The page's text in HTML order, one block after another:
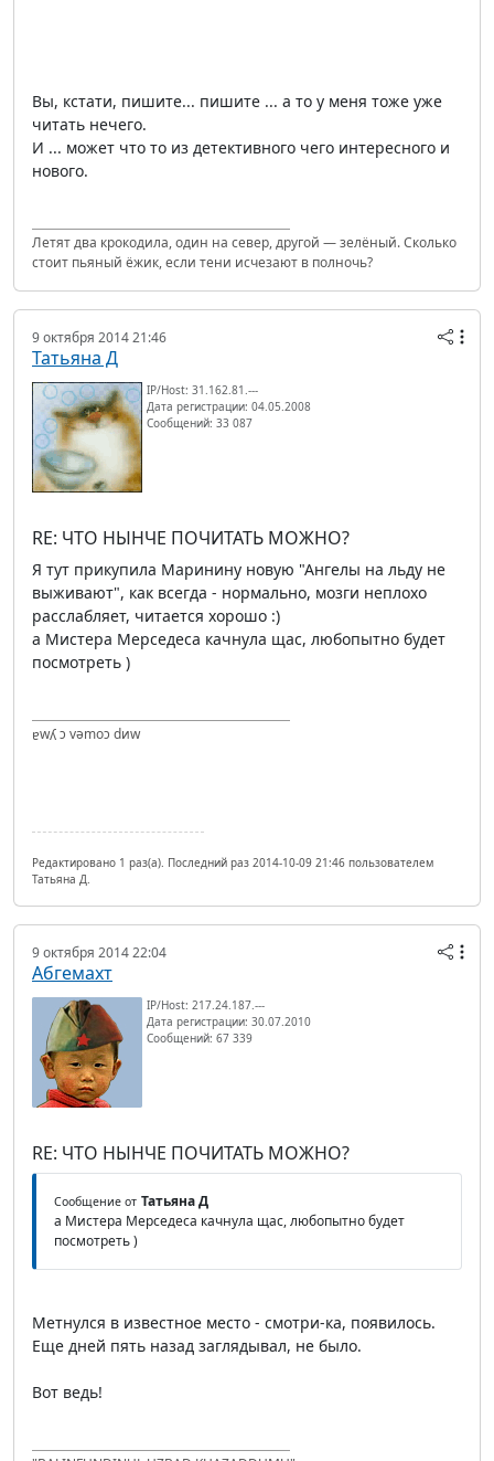
Вы, кстати, пишите... пишите ... а то у меня тоже уже
читать нечего.
И ... может что то из детективного чего интересного и
нового.
Летят два крокодила, один на север, другой — зелёный. Сколько
стоит пьяный ёжик, если тени исчезают в полночь?
9 октября 2014 21:46
Татьяна Д
IP/Host: 31.162.81.---
Дата регистрации: 04.05.2008
Сообщений: 33 087
RE: ЧТО НЫНЧЕ ПОЧИТАТЬ МОЖНО?
Я тут прикупила Маринину новую "Ангелы на льду не
выживают", как всегда - нормально, мозги неплохо
расслабляет, читается хорошо :)
а Мистера Мерседеса качнула щас, любопытно будет
посмотреть )
ɐwʎ ɔ vǝmоɔ dиw
Редактировано 1 раз(а). Последний раз 2014-10-09 21:46 пользователем
Татьяна Д.
9 октября 2014 22:04
Абгемахт
IP/Host: 217.24.187.---
Дата регистрации: 30.07.2010
Сообщений: 67 339
RE: ЧТО НЫНЧЕ ПОЧИТАТЬ МОЖНО?
Сообщение от Татьяна Д
а Мистера Мерседеса качнула щас, любопытно будет
посмотреть )
Метнулся в известное место - смотри-ка, появилось.
Еще дней пять назад заглядывал, не было.
Вот ведь!